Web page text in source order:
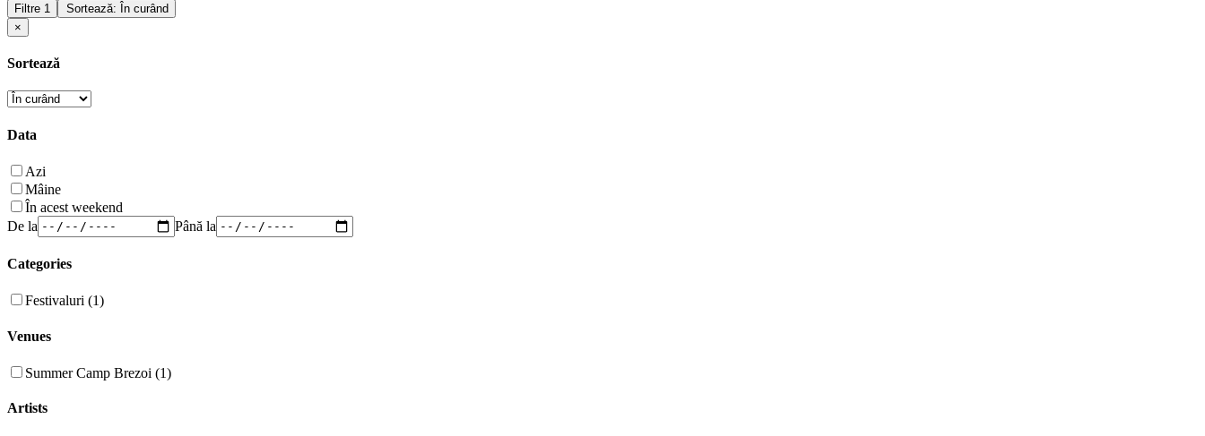
Filtre 1
Sortează: În curând
×
Sortează
Data
Azi
Mâine
În acest weekend
De la
Până la
Categories
Festivaluri (1)
Venues
Summer Camp Brezoi (1)
Artists